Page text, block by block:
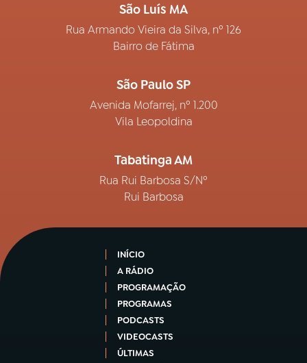
São Luís MA
Rua Armando Vieira da Silva, nº 126
Bairro de Fátima
São Paulo SP
Avenida Mofarrej, nº 1.200
Vila Leopoldina
Tabatinga AM
Rua Rui Barbosa S/Nº
Rui Barbosa
INÍCIO
A RÁDIO
PROGRAMAÇÃO
PROGRAMAS
PODCASTS
VIDEOCASTS
ÚLTIMAS